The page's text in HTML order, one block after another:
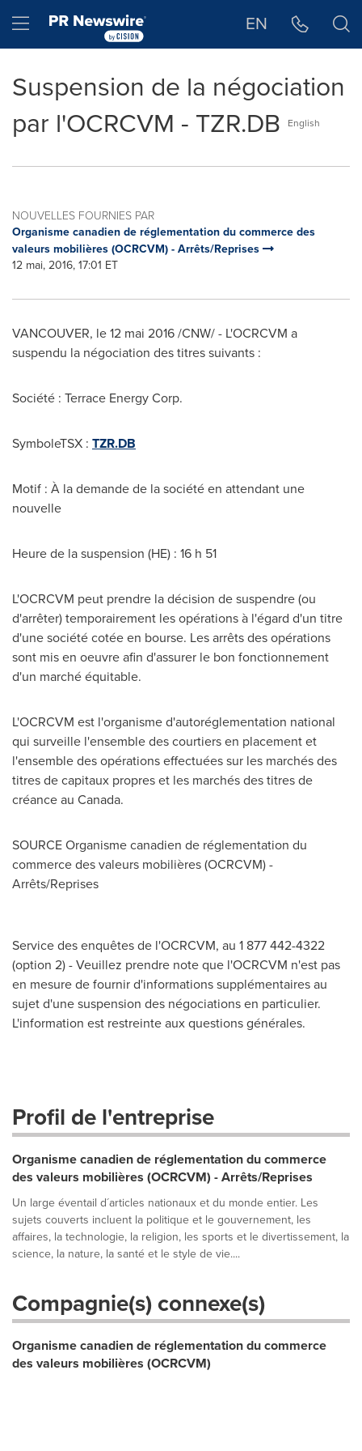
Hamburger menu EN
Suspension de la négociation
par l'OCRCVM - TZR.DB
English
NOUVELLES FOURNIES PAR
Organisme canadien de réglementation du commerce des
valeurs mobilières (OCRCVM) - Arrêts/Reprises
12 mai, 2016, 17:01 ET
VANCOUVER, le 12 mai 2016 /CNW/ - L'OCRCVM a
suspendu la négociation des titres suivants :
Société : Terrace Energy Corp.
SymboleTSX : TZR.DB
Motif : À la demande de la société en attendant une
nouvelle
Heure de la suspension (HE) : 16 h 51
L'OCRCVM peut prendre la décision de suspendre (ou
d'arrêter) temporairement les opérations à l'égard d'un titre
d'une société cotée en bourse. Les arrêts des opérations
sont mis en oeuvre afin d'assurer le bon fonctionnement
d'un marché équitable.
L'OCRCVM est l'organisme d'autoréglementation national
qui surveille l'ensemble des courtiers en placement et
l'ensemble des opérations effectuées sur les marchés des
titres de capitaux propres et les marchés des titres de
créance au Canada.
SOURCE Organisme canadien de réglementation du
commerce des valeurs mobilières (OCRCVM) -
Arrêts/Reprises
Service des enquêtes de l'OCRCVM, au 1 877 442-4322
(option 2) - Veuillez prendre note que l'OCRCVM n'est pas
en mesure de fournir d'informations supplémentaires au
sujet d'une suspension des négociations en particulier.
L'information est restreinte aux questions générales.
Profil de l'entreprise
Organisme canadien de réglementation du commerce
des valeurs mobilières (OCRCVM) - Arrêts/Reprises
Un large éventail d´articles nationaux et du monde entier. Les
sujets couverts incluent la politique et le gouvernement, les
affaires, la technologie, la religion, les sports et le divertissement, la
science, la nature, la santé et le style de vie....
Compagnie(s) connexe(s)
Organisme canadien de réglementation du commerce
des valeurs mobilières (OCRCVM)